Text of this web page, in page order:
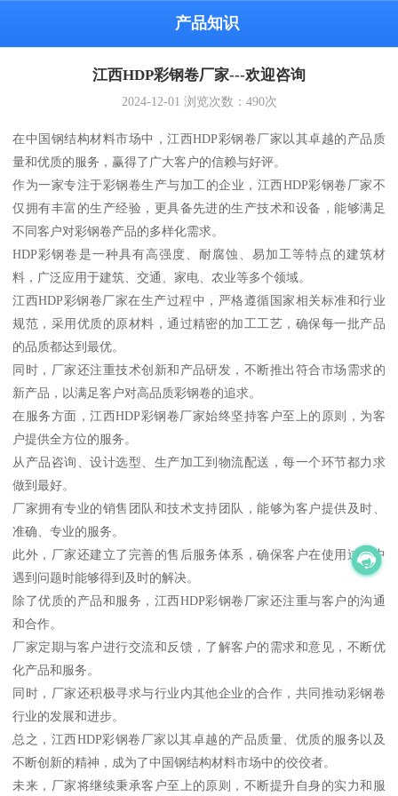
产品知识
江西HDP彩钢卷厂家---欢迎咨询
2024-12-01 浏览次数： 490次
在中国钢结构材料市场中，江西HDP彩钢卷厂家以其卓越的产品质
量和优质的服务，赢得了广大客户的信赖与好评。
作为一家专注于彩钢卷生产与加工的企业，江西HDP彩钢卷厂家不
仅拥有丰富的生产经验，更具备先进的生产技术和设备，能够满足
不同客户对彩钢卷产品的多样化需求。
HDP彩钢卷是一种具有高强度、耐腐蚀、易加工等特点的建筑材
料，广泛应用于建筑、交通、家电、农业等多个领域。
江西HDP彩钢卷厂家在生产过程中，严格遵循国家相关标准和行业
规范，采用优质的原材料，通过精密的加工工艺，确保每一批产品
的品质都达到最优。
同时，厂家还注重技术创新和产品研发，不断推出符合市场需求的
新产品，以满足客户对高品质彩钢卷的追求。
在服务方面，江西HDP彩钢卷厂家始终坚持客户至上的原则，为客
户提供全方位的服务。
从产品咨询、设计选型、生产加工到物流配送，每一个环节都力求
做到最好。
厂家拥有专业的销售团队和技术支持团队，能够为客户提供及时、
准确、专业的服务。
此外，厂家还建立了完善的售后服务体系，确保客户在使用过程中
遇到问题时能够得到及时的解决。
除了优质的产品和服务，江西HDP彩钢卷厂家还注重与客户的沟通
和合作。
厂家定期与客户进行交流和反馈，了解客户的需求和意见，不断优
化产品和服务。
同时，厂家还积极寻求与行业内其他企业的合作，共同推动彩钢卷
行业的发展和进步。
总之，江西HDP彩钢卷厂家以其卓越的产品质量、优质的服务以及
不断创新的精神，成为了中国钢结构材料市场中的佼佼者。
未来，厂家将继续秉承客户至上的原则，不断提升自身的实力和服